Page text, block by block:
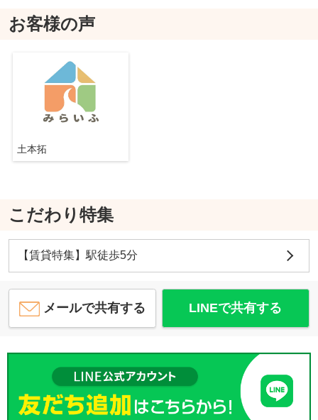
お客様の声
土本拓
こだわり特集
【賃貸特集】駅徒歩5分
メールで共有する LINEで共有する